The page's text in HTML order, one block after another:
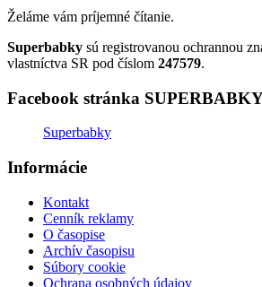
Želáme vám príjemné čítanie.
Superbabky sú registrovanou ochrannou
vlastníctva SR pod číslom 247579.
Facebook stránka
Superbabky
Informácie
Kontakt
Cenník reklamy
O časopise
Archív časopisu
Súbory cookie
Ochrana osobných údajov